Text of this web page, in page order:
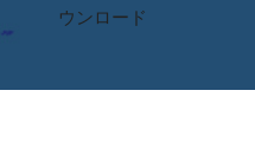
ウンロード